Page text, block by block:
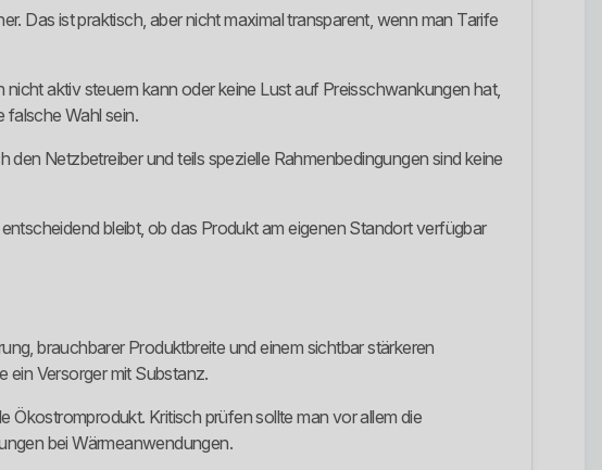
Das ist praktisch, aber nicht maximal transparent, wenn man Tarife
aktiv steuern kann oder keine Lust auf Preisschwankungen hat,
falsche Wahl sein.
Netzbetreiber und teils spezielle Rahmenbedingungen sind keine
bleibt, ob das Produkt am eigenen Standort verfügbar
brauchbarer Produktbreite und einem sichtbar stärkeren
ein Versorger mit Substanz.
Ökostromprodukt. Kritisch prüfen sollte man vor allem die
bei Wärmeanwendungen.